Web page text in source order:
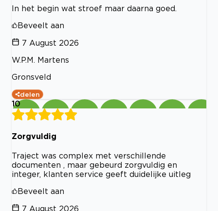
In het begin wat stroef maar daarna goed.
Beveelt aan
7 August 2026
W.P.M. Martens
Gronsveld
delen
10
Zorgvuldig
Traject was complex met verschillende
documenten , maar gebeurd zorgvuldig en
integer, klanten service geeft duidelijke uitleg
Beveelt aan
7 August 2026